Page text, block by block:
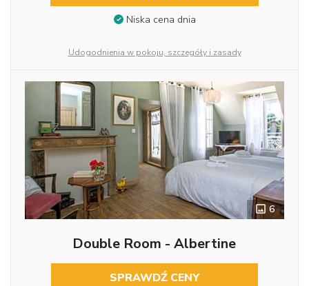
Niska cena dnia
Udogodnienia w pokoju, szczegóły i zasady
6
Double Room - Albertine
SPRAWDŹ CENY